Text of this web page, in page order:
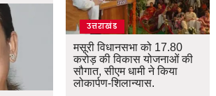
उत्तराखंड
मसूरी विधानसभा को 17.80
करोड़ की विकास योजनाओं की
सौगात, सीएम धामी ने किया
लोकार्पण-शिलान्यास.